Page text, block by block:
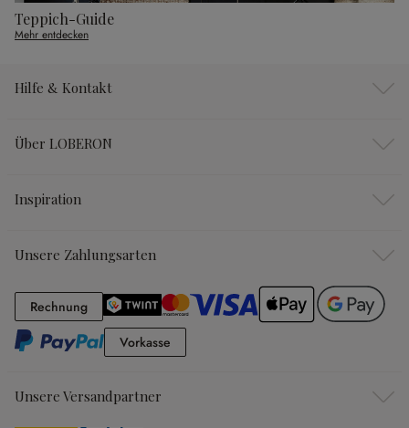
Teppich-Guide
Mehr entdecken
Hilfe & Kontakt
Über LOBERON
Inspiration
Unsere Zahlungsarten
RechnungRechnung
Vorkasse
Unsere Versandpartner